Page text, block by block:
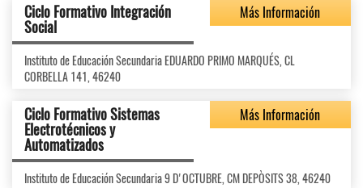
Ciclo Formativo Integración
Social
Más Información
Instituto de Educación Secundaria EDUARDO PRIMO MARQUÉS, CL
CORBELLA 141, 46240
Ciclo Formativo Sistemas
Electrotécnicos y
Automatizados
Más Información
Instituto de Educación Secundaria 9 D'OCTUBRE, CM DEPÒSITS 38, 46240